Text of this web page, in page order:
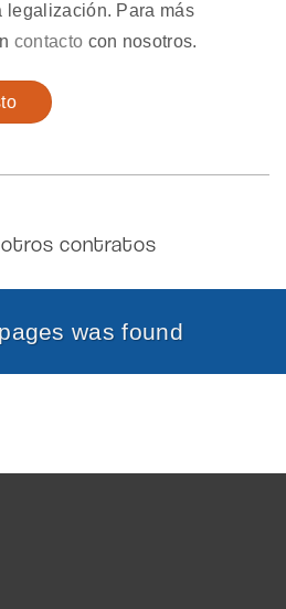
legalización. Para más
contacto con nosotros.
otros contratos
was found